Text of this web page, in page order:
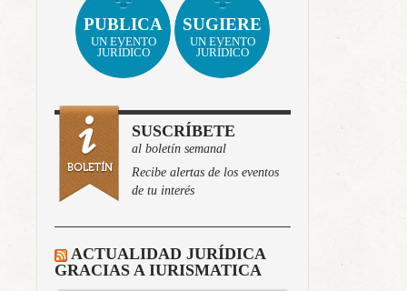
PUBLICA
UN EVENTO
JURÍDICO
SUGIERE
UN EVENTO
JURÍDICO
SUSCRÍBETE
al boletín semanal
Recibe alertas de los eventos
de tu interés
ACTUALIDAD JURÍDICA
GRACIAS A IURISMATICA